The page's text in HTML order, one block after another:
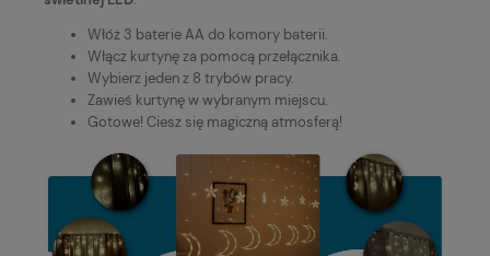
Włóż 3 baterie AA do komory baterii.
Włącz kurtynę za pomocą przełącznika.
Wybierz jeden z 8 trybów pracy.
Zawieś kurtynę w wybranym miejscu.
Gotowe! Ciesz się magiczną atmosferą!